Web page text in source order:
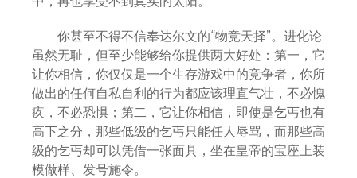
你甚至不得不信奉达尔文的“物竞天择”。进化论
虽然无耻，但至少能够给你提供两大好处：第一，它
让你相信，你仅仅是一个生存游戏中的竞争者，你所
做出的任何自私自利的行为都应该理直气壮，不必愧
疚，不必恐惧；第二，它让你相信，即使是乞丐也有
高下之分，那些低级的乞丐只能任人辱骂，而那些高
级的乞丐却可以凭借一张面具，坐在皇帝的宝座上装
模做样、发号施令。